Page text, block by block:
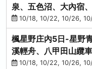
泉、五色沼、大內宿
10/18, 10/22, 10/26,
楓星野庄內5日-星野
溪輕舟、八甲田山纜
(庄內/庄內)
10/18, 10/22, 10/26,